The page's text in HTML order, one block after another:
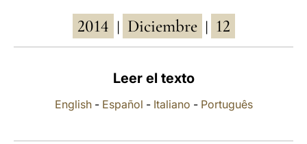
العربيّة
中文
2014 Diciembre 12
Leer el texto
English- Español - Italiano - Português